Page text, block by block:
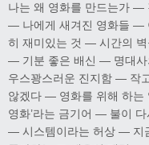
나는 왜 영화를 만드는가 —
— 나에게 새겨진 영화들 —
히 재미있는 것 — 시간의
— 기분 좋은 배신 — 명대
우스꽝스러운 진지함 — 작
않겠다 — 영화를 위해 하는
영화’라는 금기어 — 불이
— 시스템이라는 허상 — 지